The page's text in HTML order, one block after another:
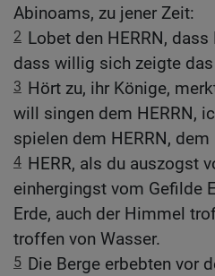
Abinoams, zu jener Zeit:
2 Lobet den HERRN,
dass willig sich zeigte
3 Hört zu, ihr Könige,
will singen dem HERRN,
spielen dem HERRN,
4 HERR, als du auszogst
einhergingst vom Gefilde
Erde, auch der Himmel
troffen von Wasser.
5 Die Berge erbebten vor